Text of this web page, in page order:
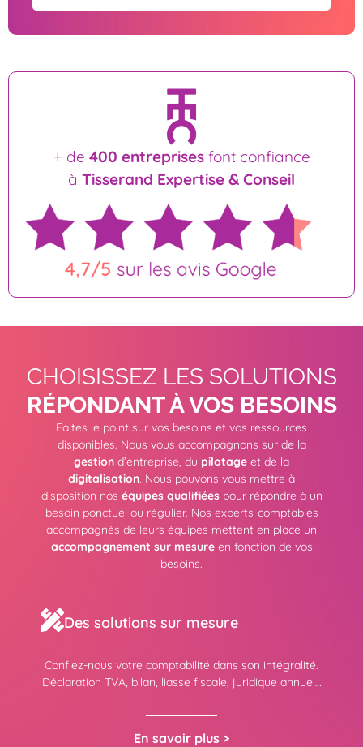
+ de 400 entreprisesfont confiance
à Tisserand Expertise & Conseil
CHOISISSEZ LES SOLUTIONS
RÉPONDANT À VOS BESOINS
Faites le point sur vos besoins et vos ressources
disponibles. Nous vous accompagnons sur de la
gestion d’entreprise, du pilotage et de la
digitalisation. Nous pouvons vous mettre à
disposition nos équipes qualifiéespour répondre à un
besoin ponctuel ou régulier. Nos experts-comptables
accompagnés de leurs équipes mettent en place un
accompagnement sur mesureen fonction de vos
besoins.
Des solutions sur mesure
Confiez-nous votre comptabilité dans son intégralité.
Déclaration TVA, bilan, liasse fiscale, juridique annuel…
En savoir plus >